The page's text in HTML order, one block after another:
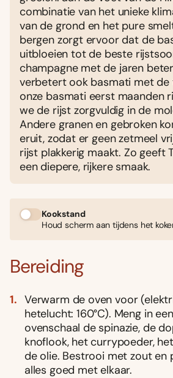
combinatie van het unieke
van de grond en het pure
bergen zorgt ervoor dat de
uitbloeien tot de beste
champagne met de jaren
verbetert ook basmati met de
onze basmati eerst maanden
we de rijst zorgvuldig in de
Andere granen en gebroken
eruit, zodat er geen zetmeel
rijst plakkerig maakt. Zo geeft
een diepere, rijkere smaak.
Kookstand
Houd scherm aan tijdens het
Bereiding
Verwarm de oven voor
hetelucht: 160°C). Meng in
ovenschaal de spinazie, de
knoflook, het currypoeder,
de olie. Bestrooi met zout en
alles goed met elkaar.